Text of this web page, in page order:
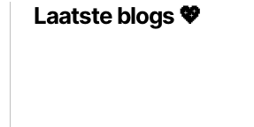
Laatste blogs 💖